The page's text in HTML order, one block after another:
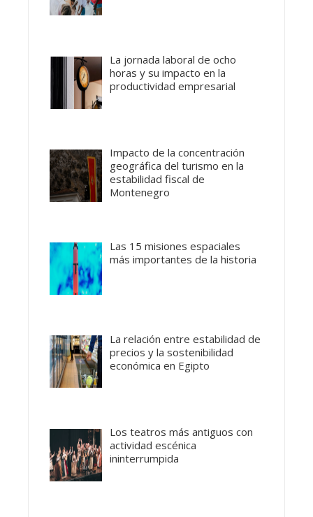
La jornada laboral de ocho
horas y su impacto en la
productividad empresarial
Impacto de la concentración
geográfica del turismo en la
estabilidad fiscal de
Montenegro
Las 15 misiones espaciales
más importantes de la historia
La relación entre estabilidad de
precios y la sostenibilidad
económica en Egipto
Los teatros más antiguos con
actividad escénica
ininterrumpida